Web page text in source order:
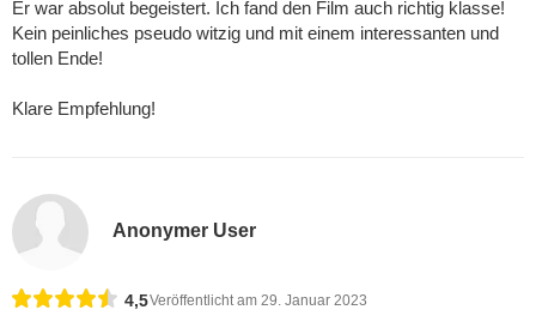
Er war absolut begeistert. Ich fand den Film auch richtig klasse!
Kein peinliches pseudo witzig und mit einem interessanten und
tollen Ende!
Klare Empfehlung!
Anonymer User
4,5Veröffentlicht am 29. Januar 2023